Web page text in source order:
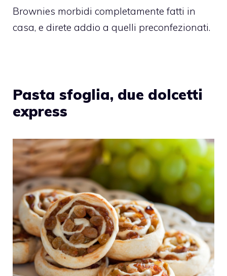
Brownies morbidi completamente fatti in
casa, e direte addio a quelli preconfezionati.
Pasta sfoglia, due dolcetti
express